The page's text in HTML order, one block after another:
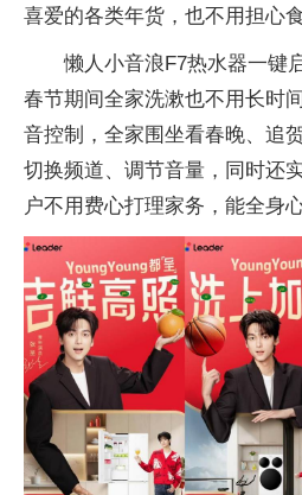
喜爱的各类年货，也不用担心
懒人小音浪F7热水器一键
春节期间全家洗漱也不用长时
音控制，全家围坐看春晚、追
切换频道、调节音量，同时还
户不用费心打理家务，能全身